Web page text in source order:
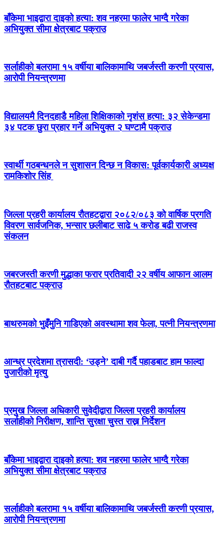
बाँकेमा भाइद्वारा दाइको हत्या: शव नहरमा फालेर भाग्दै गरेका
अभियुक्त सीमा क्षेत्रबाट पक्राउ
सर्लाहीको बलरामा १५ वर्षीया बालिकामाथि जबर्जस्ती करणी प्रयास,
आरोपी नियन्त्रणमा
विद्यालयमै दिनदहाडै महिला शिक्षिकाको नृशंस हत्या: ३२ सेकेन्डमा
३४ पटक छुरा प्रहार गर्ने अभियुक्त २ घण्टामै पक्राउ
स्वार्थी गठबन्धनले न सुशासन दिन्छ न विकास: पूर्वकार्यकारी अध्यक्ष
रामकिशोर सिंह ​
जिल्ला प्रहरी कार्यालय रौतहटद्वारा २०८२/०८३ को वार्षिक प्रगति
विवरण सार्वजनिक, भन्सार छलीबाट साढे ५ करोड बढी राजस्व
संकलन
जबरजस्ती करणी मुद्धाका फरार प्रतिवादी २२ वर्षीय आफान आलम
रौतहटबाट पक्राउ
बाथरुमको भुइँमुनि गाडिएको अवस्थामा शव फेला, पत्नी नियन्त्रणमा
आन्ध्र प्रदेशमा त्रासदी: ‘उड्ने’ दाबी गर्दै पहाडबाट हाम फाल्दा
पुजारीको मृत्यु
प्रमुख जिल्ला अधिकारी सुवेदीद्वारा जिल्ला प्रहरी कार्यालय
सर्लाहीको निरीक्षण, शान्ति सुरक्षा चुस्त राख्न निर्देशन
बाँकेमा भाइद्वारा दाइको हत्या: शव नहरमा फालेर भाग्दै गरेका
अभियुक्त सीमा क्षेत्रबाट पक्राउ
सर्लाहीको बलरामा १५ वर्षीया बालिकामाथि जबर्जस्ती करणी प्रयास,
आरोपी नियन्त्रणमा